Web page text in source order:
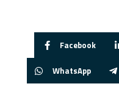
Facebook
WhatsApp